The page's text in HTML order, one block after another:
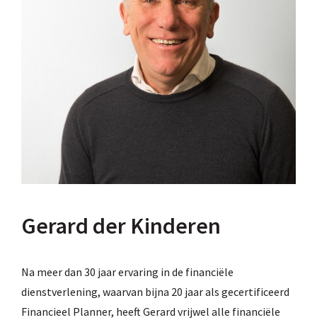
Gerard der Kinderen
Na meer dan 30 jaar ervaring in de financiële
dienstverlening, waarvan bijna 20 jaar als gecertificeerd
Financieel Planner, heeft Gerard vrijwel alle financiële